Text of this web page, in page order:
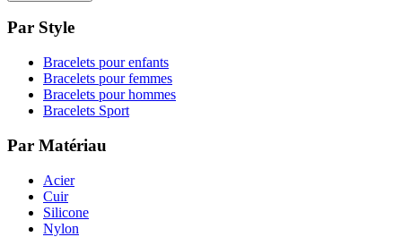
Par Style
Bracelets pour enfants
Bracelets pour femmes
Bracelets pour hommes
Bracelets Sport
Par Matériau
Acier
Cuir
Silicone
Nylon